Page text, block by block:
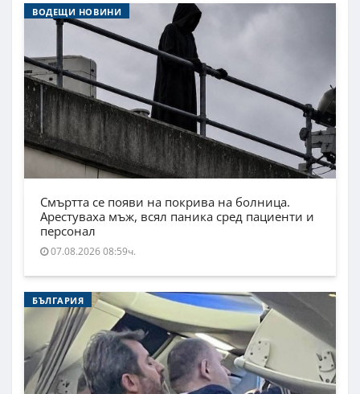
ВОДЕЩИ НОВИНИ
Смъртта се появи на покрива на болница.
Арестуваха мъж, всял паника сред пациенти и
персонал
07.08.2026 08:59ч.
БЪЛГАРИЯ